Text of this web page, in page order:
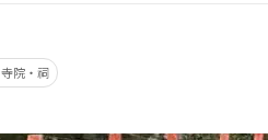
寺院・祠